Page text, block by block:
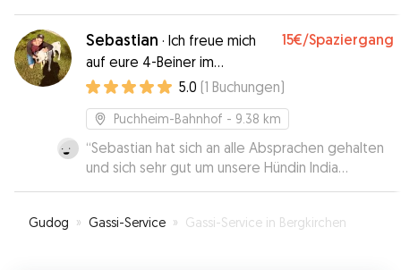
Sebastian · Ich freue mich
auf eure 4-Beiner im
Münchener Westen!
15€/Spaziergang
5.0 (1 Buchungen)
Puchheim-Bahnhof - 9.38 km
“Sebastian hat sich an alle Absprachen gehalten
und sich sehr gut um unsere Hündin India
gekümmert. Da India nicht ganz einfach ist, haben
Tipps und Wünsche sehr gut angenommen und
Gudog » Gassi-Service » Gassi-Service in Bergkirchen